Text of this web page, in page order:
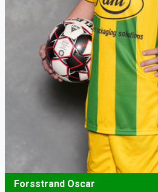
Forsstrand Oscar